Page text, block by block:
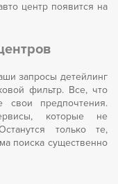
центр появится на
запросы детейлинг
фильтр. Все, что
свои предпочтения.
которые не
только те,
поиска существенно